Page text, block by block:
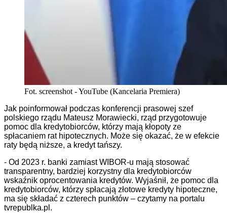
Fot. screenshot - YouTube (Kancelaria Premiera)
Jak poinformował podczas konferencji prasowej szef
polskiego rządu Mateusz Morawiecki, rząd przygotowuje
pomoc dla kredytobiorców, którzy mają kłopoty ze
spłacaniem rat hipotecznych. Może się okazać, że w efekcie
raty będą niższe, a kredyt tańszy.
- Od 2023 r. banki zamiast WIBOR-u mają stosować
transparentny, bardziej korzystny dla kredytobiorców
wskaźnik oprocentowania kredytów. Wyjaśnił, że pomoc dla
kredytobiorców, którzy spłacają złotowe kredyty hipoteczne,
ma się składać z czterech punktów – czytamy na portalu
tvrepublka.pl.